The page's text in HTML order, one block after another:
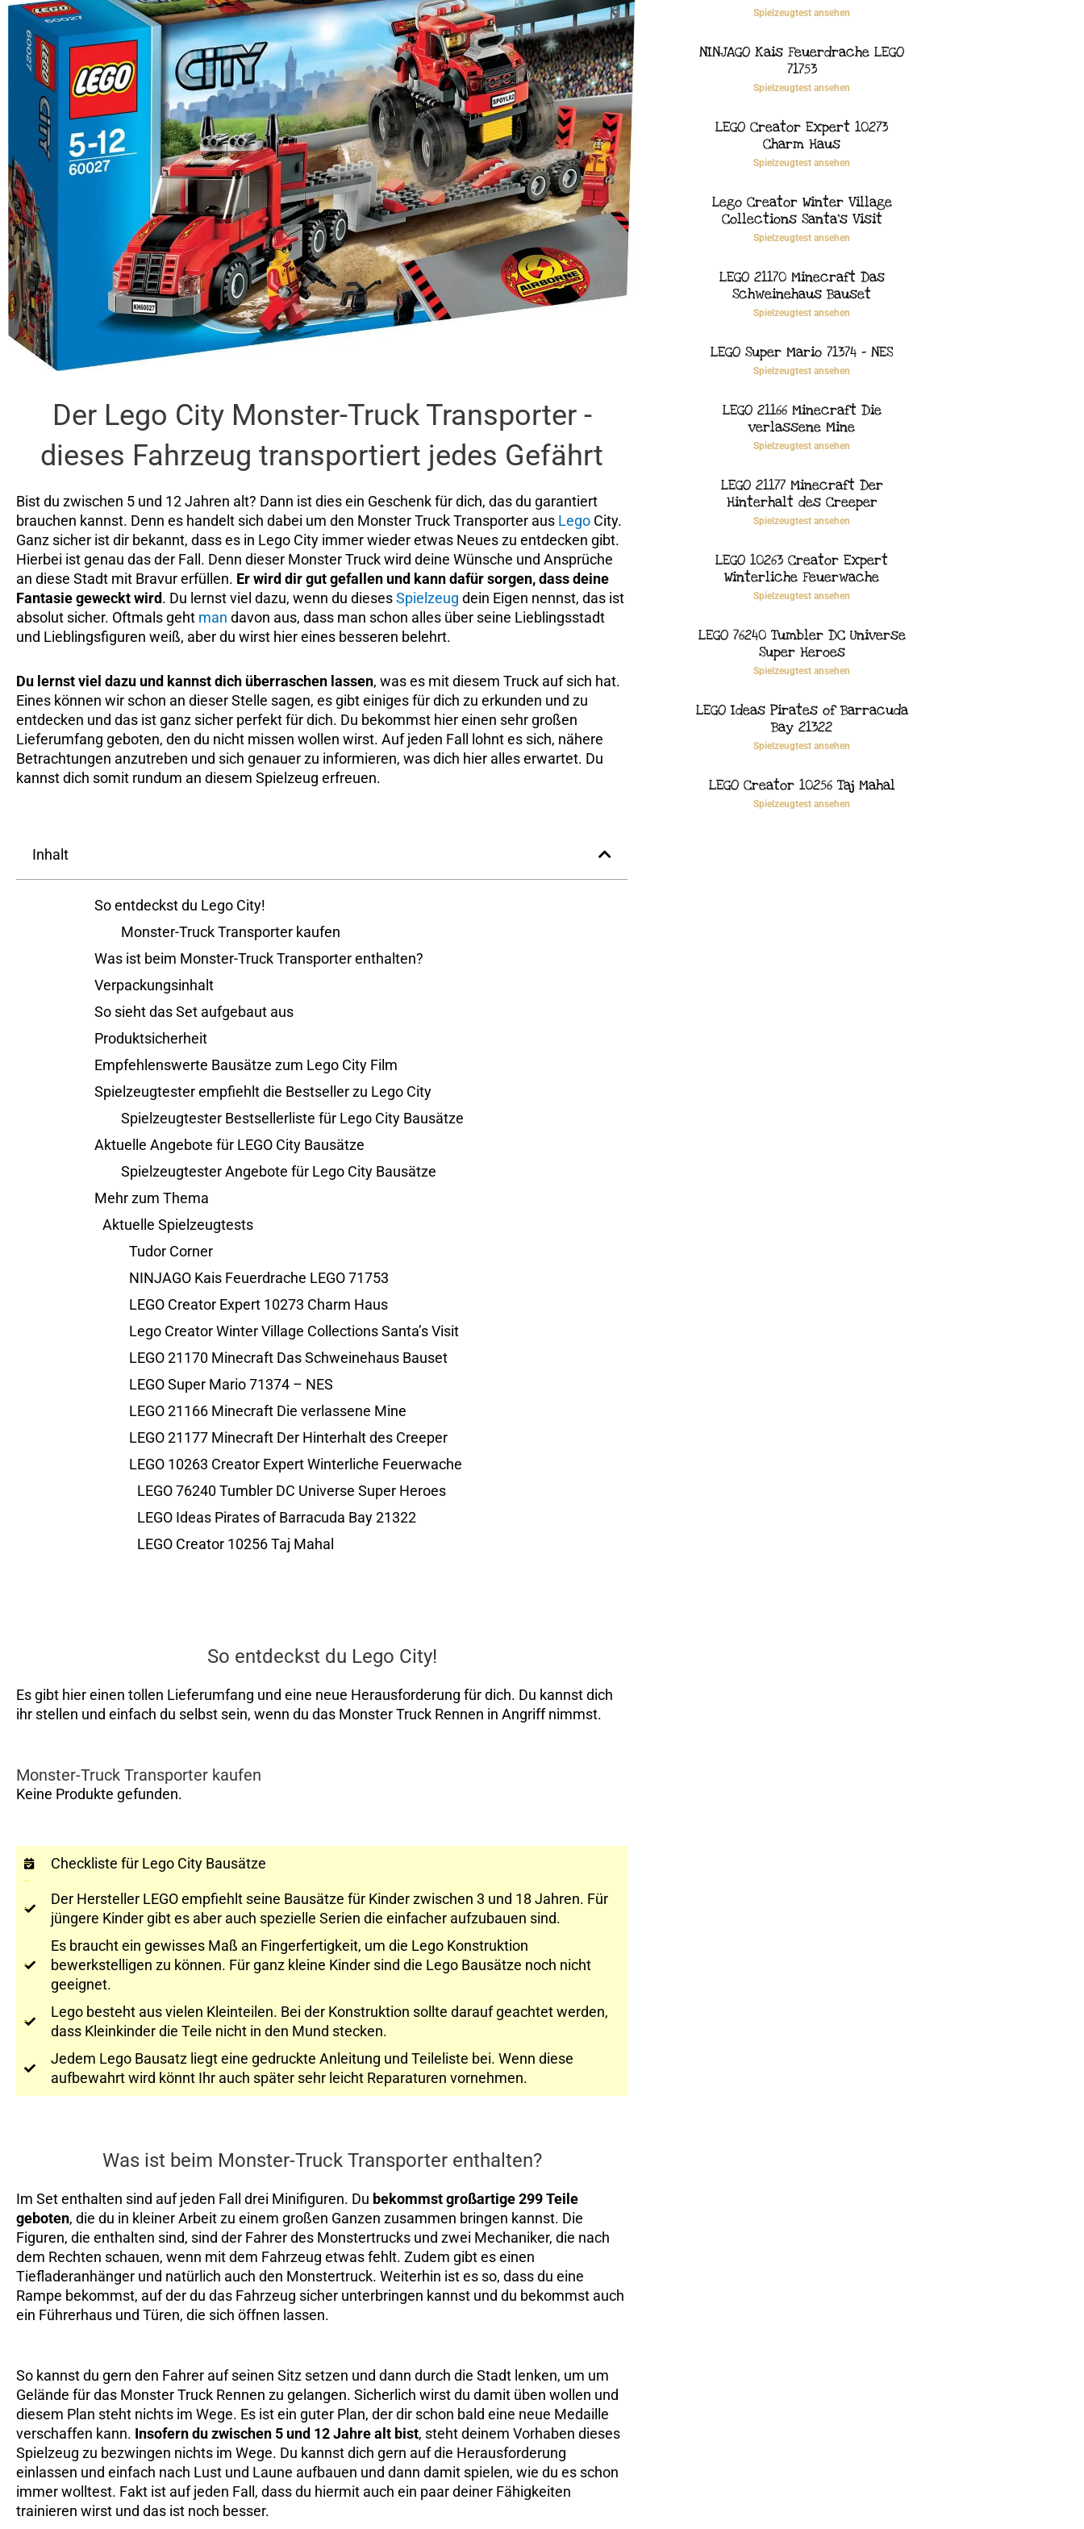
Der Lego City Monster-Truck Transporter -
dieses Fahrzeug transportiert jedes Gefährt
Bist du zwischen 5 und 12 Jahren alt? Dann ist dies ein Geschenk für dich, das du garantiert
brauchen kannst. Denn es handelt sich dabei um den Monster Truck Transporter aus Lego City.
Ganz sicher ist dir bekannt, dass es in Lego City immer wieder etwas Neues zu entdecken gibt.
Hierbei ist genau das der Fall. Denn dieser Monster Truck wird deine Wünsche und Ansprüche
an diese Stadt mit Bravur erfüllen. Er wird dir gut gefallen und kann dafür sorgen, dass deine
Fantasie geweckt wird. Du lernst viel dazu, wenn du diesesSpielzeug dein Eigen nennst, das ist
absolut sicher. Oftmals geht man davon aus, dass man schon alles über seine Lieblingsstadt
und Lieblingsfiguren weiß, aber du wirst hier eines besseren belehrt.
Du lernst viel dazu und kannst dich überraschen lassen, was es mit diesem Truck auf sich hat.
Eines können wir schon an dieser Stelle sagen, es gibt einiges für dich zu erkunden und zu
entdecken und das ist ganz sicher perfekt für dich. Du bekommst hier einen sehr großen
Lieferumfang geboten, den du nicht missen wollen wirst. Auf jeden Fall lohnt es sich, nähere
Betrachtungen anzutreben und sich genauer zu informieren, was dich hier alles erwartet. Du
kannst dich somit rundum an diesem Spielzeug erfreuen.
Inhalt
So entdeckst du Lego City!
Monster-Truck Transporter kaufen
Was ist beim Monster-Truck Transporter enthalten?
Verpackungsinhalt
So sieht das Set aufgebaut aus
Produktsicherheit
Empfehlenswerte Bausätze zum Lego City Film
Spielzeugtester empfiehlt die Bestseller zu Lego City
Spielzeugtester Bestsellerliste für Lego City Bausätze
Aktuelle Angebote für LEGO City Bausätze
Spielzeugtester Angebote für Lego City Bausätze
Mehr zum Thema
Aktuelle Spielzeugtests
Tudor Corner
NINJAGO Kais Feuerdrache LEGO 71753
LEGO Creator Expert 10273 Charm Haus
Lego Creator Winter Village Collections Santa’s Visit
LEGO 21170 Minecraft Das Schweinehaus Bauset
LEGO Super Mario 71374 – NES
LEGO 21166 Minecraft Die verlassene Mine
LEGO 21177 Minecraft Der Hinterhalt des Creeper
LEGO 10263 Creator Expert Winterliche Feuerwache
LEGO 76240 Tumbler DC Universe Super Heroes
LEGO Ideas Pirates of Barracuda Bay 21322
LEGO Creator 10256 Taj Mahal
So entdeckst du Lego City!
Es gibt hier einen tollen Lieferumfang und eine neue Herausforderung für dich. Du kannst dich
ihr stellen und einfach du selbst sein, wenn du das Monster Truck Rennen in Angriff nimmst.
Monster-Truck Transporter kaufen
Keine Produkte gefunden.
Checkliste für Lego City Bausätze
Der Hersteller LEGO empfiehlt seine Bausätze für Kinder zwischen 3 und 18 Jahren. Für
jüngere Kinder gibt es aber auch spezielle Serien die einfacher aufzubauen sind.
Es braucht ein gewisses Maß an Fingerfertigkeit, um die Lego Konstruktion
bewerkstelligen zu können. Für ganz kleine Kinder sind die Lego Bausätze noch nicht
geeignet.
Lego besteht aus vielen Kleinteilen. Bei der Konstruktion sollte darauf geachtet werden,
dass Kleinkinder die Teile nicht in den Mund stecken.
Jedem Lego Bausatz liegt eine gedruckte Anleitung und Teileliste bei. Wenn diese
aufbewahrt wird könnt Ihr auch später sehr leicht Reparaturen vornehmen.
Was ist beim Monster-Truck Transporter enthalten?
Im Set enthalten sind auf jeden Fall drei Minifiguren. Du bekommst großartige 299 Teile
geboten, die du in kleiner Arbeit zu einem großen Ganzen zusammen bringen kannst. Die
Figuren, die enthalten sind, sind der Fahrer des Monstertrucks und zwei Mechaniker, die nach
dem Rechten schauen, wenn mit dem Fahrzeug etwas fehlt. Zudem gibt es einen
Tiefladeranhänger und natürlich auch den Monstertruck. Weiterhin ist es so, dass du eine
Rampe bekommst, auf der du das Fahrzeug sicher unterbringen kannst und du bekommst auch
ein Führerhaus und Türen, die sich öffnen lassen.
So kannst du gern den Fahrer auf seinen Sitz setzen und dann durch die Stadt lenken, um um
Gelände für das Monster Truck Rennen zu gelangen. Sicherlich wirst du damit üben wollen und
diesem Plan steht nichts im Wege. Es ist ein guter Plan, der dir schon bald eine neue Medaille
verschaffen kann. Insofern du zwischen 5 und 12 Jahre alt bist, steht deinem Vorhaben dieses
Spielzeug zu bezwingen nichts im Wege. Du kannst dich gern auf die Herausforderung
einlassen und einfach nach Lust und Laune aufbauen und dann damit spielen, wie du es schon
immer wolltest. Fakt ist auf jeden Fall, dass du hiermit auch ein paar deiner Fähigkeiten
trainieren wirst und das ist noch besser.
Spielzeugtest ansehen
NINJAGO Kais Feuerdrache LEGO
71753
Spielzeugtest ansehen
LEGO Creator Expert 10273
Charm Haus
Spielzeugtest ansehen
Lego Creator Winter Village
Collections Santa’s Visit
Spielzeugtest ansehen
LEGO 21170 Minecraft Das
Schweinehaus Bauset
Spielzeugtest ansehen
LEGO Super Mario 71374 – NES
Spielzeugtest ansehen
LEGO 21166 Minecraft Die
verlassene Mine
Spielzeugtest ansehen
LEGO 21177 Minecraft Der
Hinterhalt des Creeper
Spielzeugtest ansehen
LEGO 10263 Creator Expert
Winterliche Feuerwache
Spielzeugtest ansehen
LEGO 76240 Tumbler DC Universe
Super Heroes
Spielzeugtest ansehen
LEGO Ideas Pirates of Barracuda
Bay 21322
Spielzeugtest ansehen
LEGO Creator 10256 Taj Mahal
Spielzeugtest ansehen